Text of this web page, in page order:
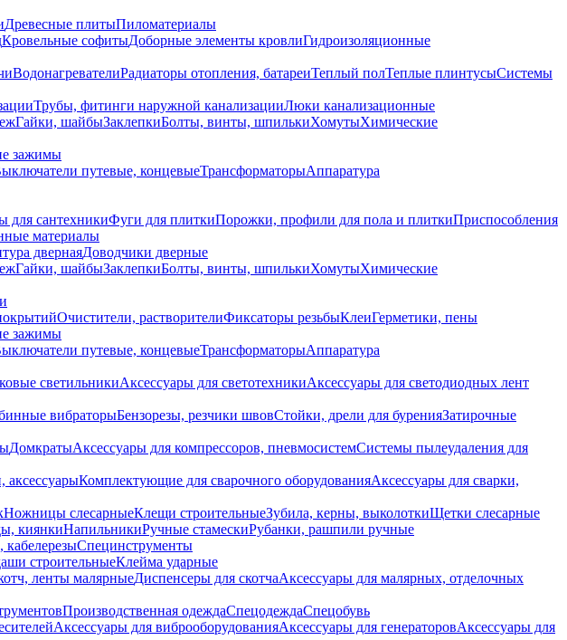
Древесные плитыПиломатериалы
Кровельные софитыДоборные элементы кровлиГидроизоляционные
ВодонагревателиРадиаторы отопления, батареиТеплый полТеплые плинтусыСистемы
Трубы, фитинги наружной канализацииЛюки канализационные
Гайки, шайбыЗаклепкиБолты, винты, шпилькиХомутыХимические
зажимы
путевые, концевыеТрансформаторыАппаратура
для сантехникиФуги для плиткиПорожки, профили для пола и плиткиПриспособления
материалы
двернаяДоводчики дверные
Гайки, шайбыЗаклепкиБолты, винты, шпилькиХомутыХимические
Очистители, растворителиФиксаторы резьбыКлеиГерметики, пены
зажимы
путевые, концевыеТрансформаторыАппаратура
светильникиАксессуары для светотехникиАксессуары для светодиодных лент
вибраторыБензорезы, резчики швовСтойки, дрели для буренияЗатирочные
ДомкратыАксессуары для компрессоров, пневмосистемСистемы пылеудаления для
аксессуарыКомплектующие для сварочного оборудованияАксессуары для сварки,
Ножницы слесарныеКлещи строительныеЗубила, керны, выколоткиЩетки слесарные
киянкиНапильникиРучные стамескиРубанки, рашпили ручные
кабелерезыСпецинструменты
строительныеКлейма ударные
ленты малярныеДиспенсеры для скотчаАксессуары для малярных, отделочных
Производственная одеждаСпецодеждаСпецобувь
Аксессуары для виброоборудованияАксессуары для генераторовАксессуары для